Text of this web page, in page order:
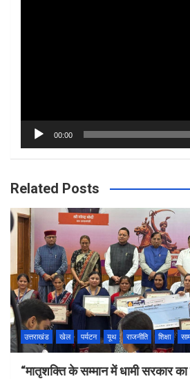
00:00
Related Posts
उत्तराखंड खेल पर्यटन यूथ राजनीति शिक्षा
“मातृशक्ति के सम्मान में धामी सरकार